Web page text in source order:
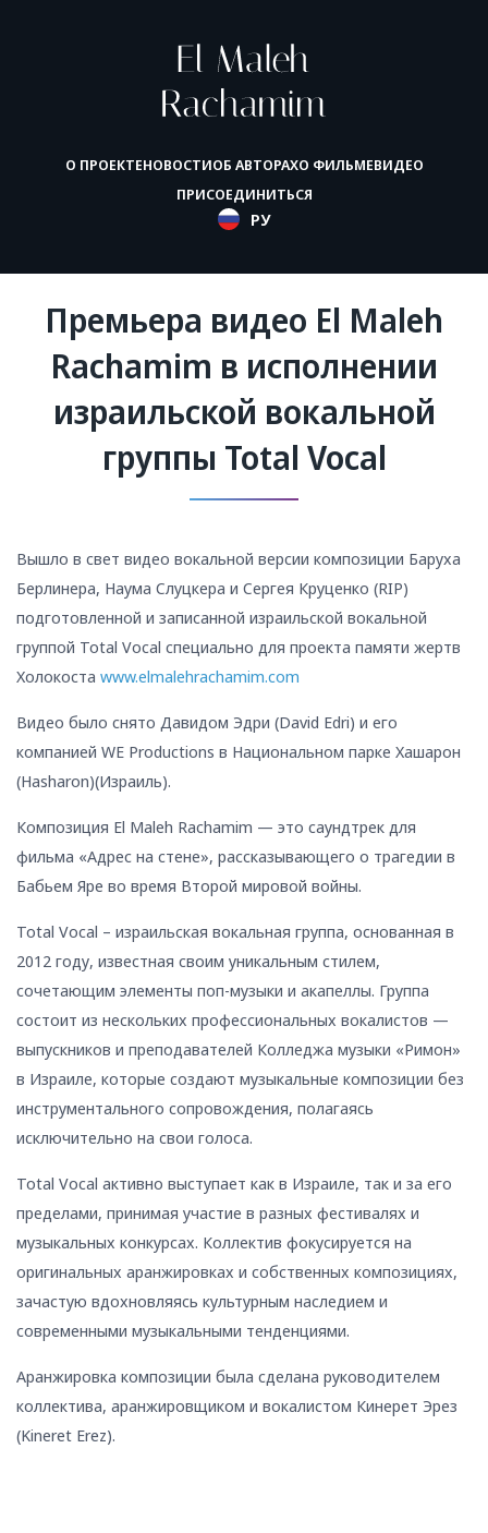
О ПРОЕКТЕНОВОСТИОБ АВТОРАХО ФИЛЬМЕВИДЕО
ПРИСОЕДИНИТЬСЯ
РУ
Премьера видео El Maleh
Rachamim в исполнении
израильской вокальной
группы Total Vocal
Вышло в свет видео вокальной версии композиции Баруха
Берлинера, Наума Слуцкера и Сергея Круценко (RIP)
подготовленной и записанной израильской вокальной
группой Total Vocal специально для проекта памяти жертв
Холокоста www.elmalehrachamim.com
Видео было снято Давидом Эдри (David Edri) и его
компанией WE Productions в Национальном парке Хашарон
(Hasharon)(Израиль).
Композиция El Maleh Rachamim — это саундтрек для
фильма «Адрес на стене», рассказывающего о трагедии в
Бабьем Яре во время Второй мировой войны.
Total Vocal – израильская вокальная группа, основанная в
2012 году, известная своим уникальным стилем,
сочетающим элементы поп-музыки и акапеллы. Группа
состоит из нескольких профессиональных вокалистов —
выпускников и преподавателей Колледжа музыки «Римон»
в Израиле, которые создают музыкальные композиции без
инструментального сопровождения, полагаясь
исключительно на свои голоса.
Total Vocal активно выступает как в Израиле, так и за его
пределами, принимая участие в разных фестивалях и
музыкальных конкурсах. Коллектив фокусируется на
оригинальных аранжировках и собственных композициях,
зачастую вдохновляясь культурным наследием и
современными музыкальными тенденциями.
Аранжировка композиции была сделана руководителем
коллектива, аранжировщиком и вокалистом Кинерет Эрез
(Kineret Erez).